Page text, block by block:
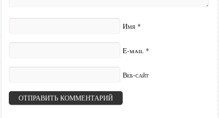
Имя *
E-mail *
Веб-сайт